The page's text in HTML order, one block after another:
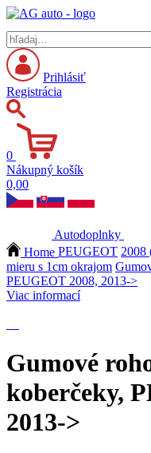
Prihlásiť
Registrácia
0
Nákupný košík
0,00
Autodoplnky
Home PEUGEOT 2008
mieru s 1cm okrajom
PEUGEOT 2008, 2013->
Viac informací
Gumové
koberčeky,
2013->